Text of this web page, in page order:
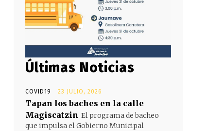
Últimas Noticias
COVID19 23 JULIO, 2026
Tapan los baches en la calle
Magiscatzin El programa de bacheo
que impulsa el Gobierno Municipal